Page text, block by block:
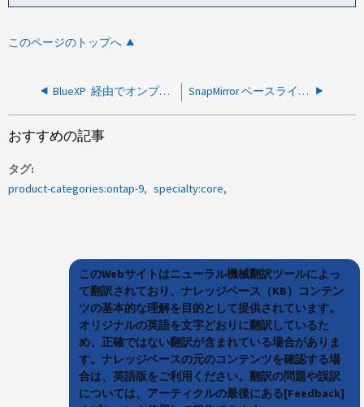
このページのトップへ
BlueXP 経由でオンプレミスのONTAPデータをクラウドにバックアップするためのバックアップポリシーをカスタマイズする方法 SnapMirror ベースラインSnapshotの定義方法
おすすめの記事
タグ
product-categories:ontap-9
specialty:core
このWebサイトはニューラル機械翻訳ツールによっ
て翻訳されており、ナレッジベース（KB）コンテン
ツの基本的な理解を目的として提供されています。
オリジナルの英語を文字どおりに翻訳しているた
め、正確ではない翻訳が含まれている場合がありま
す。ナレッジベースの元のコンテンツを確認する場
合は、英語版をご利用ください。翻訳の問題や誤訳
については、アーティクルの最後にある[Feedback]